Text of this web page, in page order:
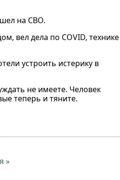
на СВО.
вел дела по COVID, технике
устроить истерику в
не имеете. Человек
теперь и тяните.
»